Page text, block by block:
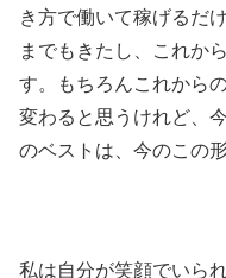
き方で働いて稼げるだ
までもきたし、これか
す。もちろんこれから
変わると思うけれど、
のベストは、今のこの
私は自分が笑顔でいら